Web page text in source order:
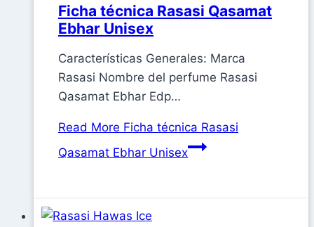
Ficha técnica Rasasi Qasamat
Ebhar Unisex
Características Generales: Marca
Rasasi Nombre del perfume Rasasi
Qasamat Ebhar Edp…
Read More Ficha técnica Rasasi
Qasamat Ebhar Unisex